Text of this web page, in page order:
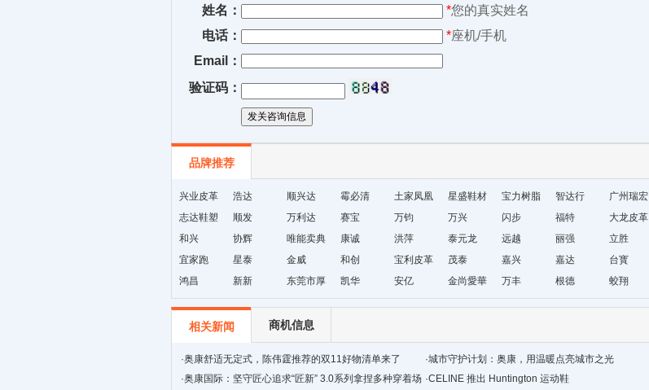
姓名：
*您的真实姓名
电话：
*座机/手机
Email：
验证码：
品牌推荐
兴业皮革 浩达 顺兴达 霉必清
土家凤凰
十字绣鞋
垫厂
星盛鞋材 宝力树脂 智达行
广州瑞宏
鞋材
志达鞋塑
顺发 万利达 赛宝 万钧 万兴 闪步 福特 大龙皮革
和兴
协辉 唯能卖典 康诚 洪萍 泰元龙 远越 丽强 立胜
宜家跑
星泰 金威 和创 宝利皮革 茂泰 嘉兴 嘉达 台寳
鸿昌
新新
东莞市厚
街天逸皮
革
凯华 安亿 金尚愛華 万丰 根德 蛟翔
相关新闻 商机信息
·奥康舒适无定式，陈伟霆推荐的双11好物清单来了 ·城市守护计划：奥康，用温暖点亮城市之光
·奥康国际：坚守匠心追求“匠新” 3.0系列拿捏多种穿着场 ·CELINE 推出 Huntington 运动鞋